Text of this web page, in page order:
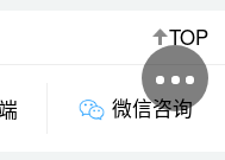
TOP
微信咨询